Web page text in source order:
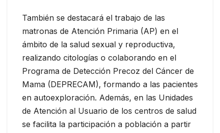
También se destacará el trabajo de las
matronas de Atención Primaria (AP) en el
ámbito de la salud sexual y reproductiva,
realizando citologías o colaborando en el
Programa de Detección Precoz del Cáncer de
Mama (DEPRECAM), formando a las pacientes
en autoexploración. Además, en las Unidades
de Atención al Usuario de los centros de salud
se facilita la participación a población a partir